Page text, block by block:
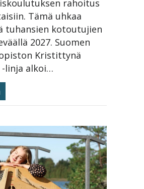
rahoitus
Tämä uhkaa
tuhansien kotoutujien
2027. Suomen
Kristittynä
-linja alkoi…